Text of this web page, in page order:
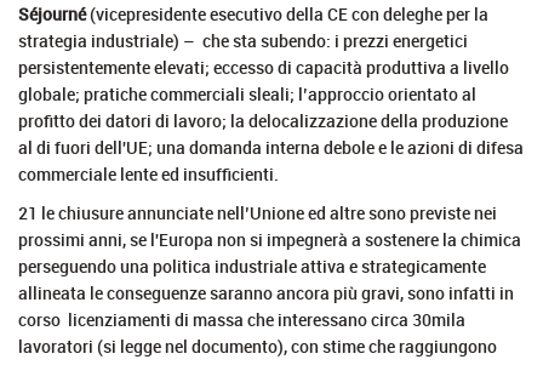
Séjourné(vicepresidente esecutivo della CE con deleghe per la
strategia industriale) – che sta subendo: i prezzi energetici
persistentemente elevati; eccesso di capacità produttiva a livello
globale; pratiche commerciali sleali; l’approccio orientato al
profitto dei datori di lavoro; la delocalizzazione della produzione
al di fuori dell'UE; una domanda interna debole e le azioni di difesa
commerciale lente ed insufficienti.
21 le chiusure annunciate nell’Unione ed altre sono previste nei
prossimi anni, se l'Europa non si impegnerà a sostenere la chimica
perseguendo una politica industriale attiva e strategicamente
allineata le conseguenze saranno ancora più gravi, sono infatti in
corso licenziamenti di massa che interessano circa 30mila
lavoratori (si legge nel documento), con stime che raggiungono